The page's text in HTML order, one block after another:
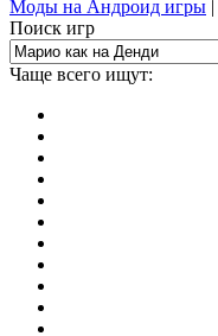
Моды на Андроид игры |
Поиск игр
Чаще всего ищут: